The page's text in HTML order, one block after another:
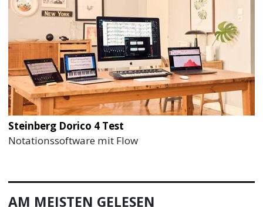
Steinberg Dorico 4 Test
Notationssoftware mit Flow
AM MEISTEN GELESEN